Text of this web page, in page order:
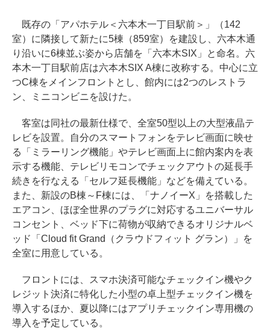
既存の「アパホテル＜六本木一丁目駅前＞」（142
室）に隣接して新たに5棟（859室）を建設し、六本木通
り沿いに6棟並ぶ姿から店舗を「六本木SIX」と命名。六
本木一丁目駅前店は六本木SIX A棟に改称する。中心に立
つC棟をメインフロントとし、館内には2つのレストラ
ン、ミニコンビニを設けた。
客室は同社の最新仕様で、全室50型以上の大型液晶テ
レビを設置。自分のスマートフォンをテレビ画面に映せ
る「ミラーリング機能」やテレビ画面上に館内案内を表
示する機能、テレビリモコンでチェックアウトの延長手
続きを行なえる「セルフ延長機能」などを備えている。
また、新設のB棟～F棟には、「ナノイーX」を搭載した
エアコン、ほぼ全世界のプラグに対応するユニバーサル
コンセント、ベッド下に荷物が収納できるオリジナルベ
ッド「Cloud fit Grand（クラウドフィット グラン）」を
全室に用意している。
フロントには、スマホ決済可能なチェックイン機やク
レジット決済に特化した小型の卓上型チェックイン機を
導入するほか、夏以降にはアプリチェックイン専用機の
導入を予定している。